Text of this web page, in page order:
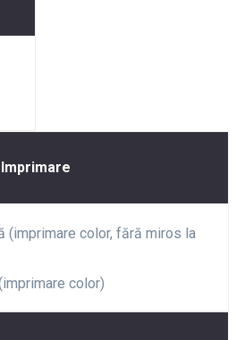
Imprimare
(imprimare color, fără miros la
color)